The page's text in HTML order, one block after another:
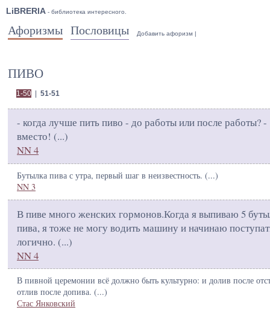
LiBRERIA - библиотека интересного.
Афоризмы Пословицы Добавить афоризм |
ПИВО
1-50| 51-51
- когда лучше пить пиво - до работы или после работы? -
вместо! (...)
NN 4
Бутылка пива с утра, первый шаг в неизвестность. (...)
NN 3
В пиве много женских гормонов.Когда я выпиваю 5
пива, я тоже не могу водить машину и начинаю
логично. (...)
NN 4
В пивной церемонии всё должно быть культурно: и долив после
отлив после допива. (...)
Стас Янковский